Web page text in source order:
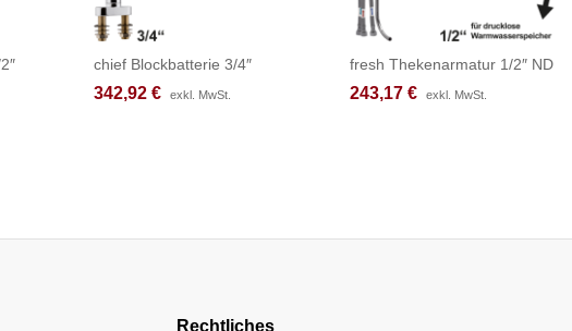
chief Blockbatterie 3/4″
342,92 € exkl. MwSt.
342,92 € exkl. MwSt.
fresh Thekenarmatur 1/2″ ND
243,17 € exkl. MwSt.
243,17 € exkl. MwSt.
Rechtliches